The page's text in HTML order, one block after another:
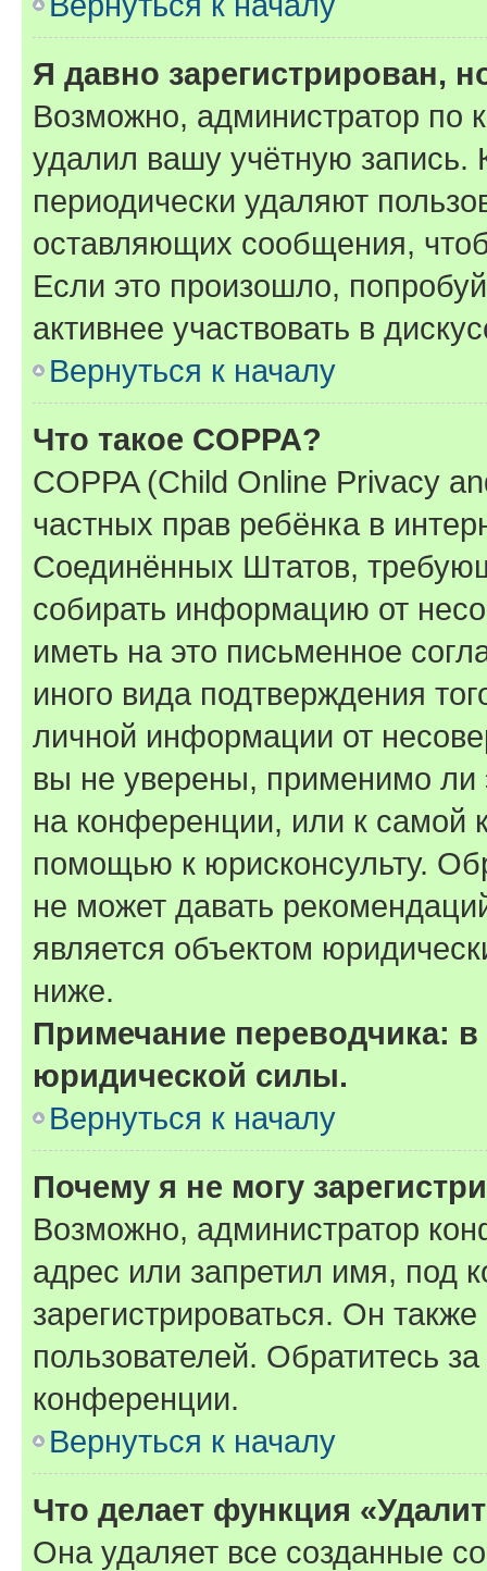
Я давно зарегистрирован,
Возможно, администратор по
удалил вашу учётную запись.
периодически удаляют
оставляющих сообщения,
Если это произошло,
активнее участвовать в
Вернуться к началу
Что такое COPPA?
COPPA (Child Online Privacy
частных прав ребёнка в
Соединённых Штатов,
собирать информацию от
иметь на это письменное
иного вида подтверждения
личной информации от
вы не уверены, применимо ли
на конференции, или к самой
помощью к юрисконсульту.
не может давать
является объектом
ниже.
Примечание переводчика:
юридической силы.
Вернуться к началу
Почему я не могу
Возможно, администратор
адрес или запретил имя, под
зарегистрироваться. Он
пользователей. Обратитесь
конференции.
Вернуться к началу
Что делает функция
Она удаляет все созданные